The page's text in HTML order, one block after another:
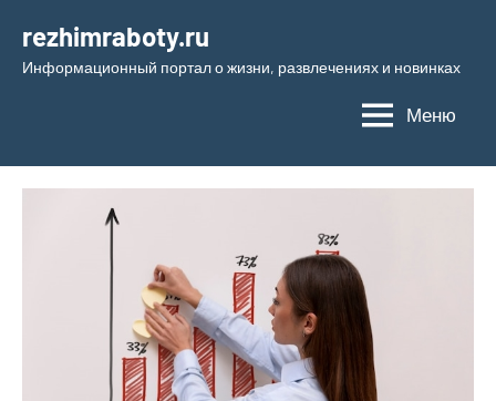
содержимому
rezhimraboty.ru
Информационный портал о жизни, развлечениях и новинках
Меню